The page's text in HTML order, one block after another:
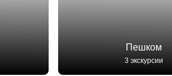
Пешком
3 экскурсии